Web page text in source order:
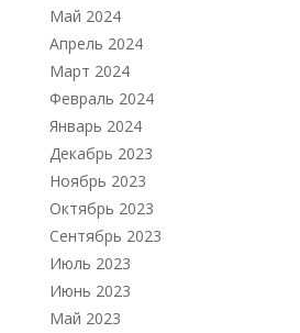
Май 2024
Апрель 2024
Март 2024
Февраль 2024
Январь 2024
Декабрь 2023
Ноябрь 2023
Октябрь 2023
Сентябрь 2023
Июль 2023
Июнь 2023
Май 2023